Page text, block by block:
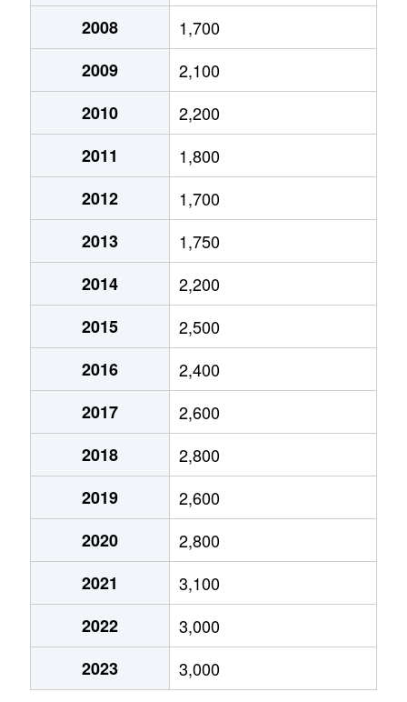
東原山
2,900万円 藤が丘(愛知)
東原山
3,600万円 藤が丘(愛知)
東原山
2,500万円 藤が丘(愛知)
1,800万円 はなみずき通
2008
1,700
2009
2,100
2010
2,200
2011
1,800
2012
1,700
2013
1,750
2014
2,200
2015
2,500
2016
2,400
2017
2,600
2018
2,800
2019
2,600
2020
2,800
2021
3,100
2022
3,000
2023
3,000